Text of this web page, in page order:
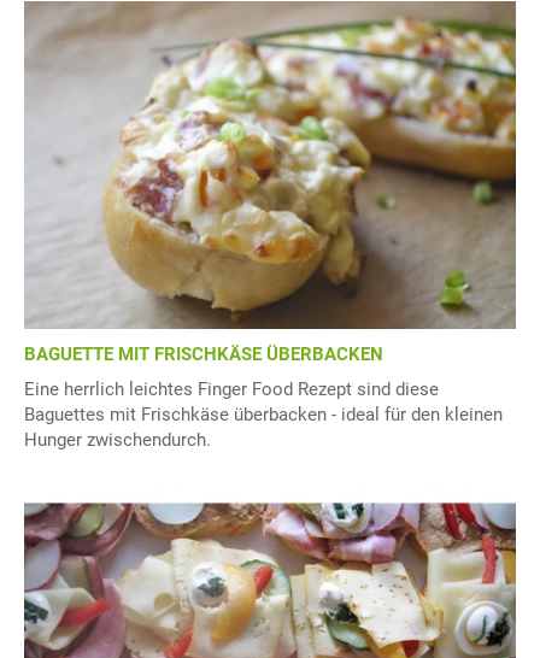
BAGUETTE MIT FRISCHKÄSE ÜBERBACKEN
Eine herrlich leichtes Finger Food Rezept sind diese
Baguettes mit Frischkäse überbacken - ideal für den kleinen
Hunger zwischendurch.